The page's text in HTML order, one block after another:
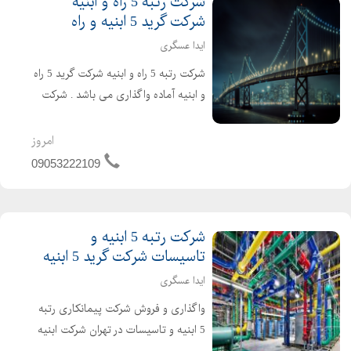
شرکت گرید 5 ابنیه و راه
ایدا عسگری
شرکت رتبه 5 راه و ابنیه شرکت گرید 5 راه
و ابنیه آماده واگذاری می باشد . شرکت
پیمانکاری و 2 سال تعهد مهندسین می
باشد . تازه تاسیس و بدون کارکرد و بدون
امروز
09053222109
شرکت رتبه 5 ابنیه و
تاسیسات شرکت گرید 5 ابنیه
ایدا عسگری
واگذاری و فروش شرکت پیمانکاری رتبه
5 ابنیه و تاسیسات در تهران شرکت ابنیه